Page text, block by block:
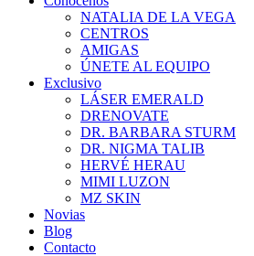
NATALIA DE LA VEGA
CENTROS
AMIGAS
ÚNETE AL EQUIPO
Exclusivo
LÁSER EMERALD
DRENOVATE
DR. BARBARA STURM
DR. NIGMA TALIB
HERVÉ HERAU
MIMI LUZON
MZ SKIN
Novias
Blog
Contacto